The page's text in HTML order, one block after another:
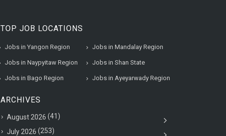
TOP JOB LOCATIONS
Jobs in Yangon Region Jobs in Mandalay Region
Jobs in Naypyitaw Region Jobs in Shan State
Jobs in Bago Region Jobs in Ayeyarwady Region
ARCHIVES
August 2026 (41)
July 2026 (253)